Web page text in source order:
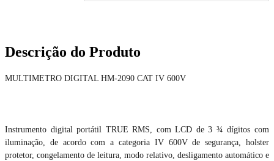
Descrição do Produto
MULTIMETRO DIGITAL HM-2090 CAT IV 600V
Instrumento digital portátil TRUE RMS, com LCD de 3 ¾ dígitos com
iluminação, de acordo com a categoria IV 600V de segurança, holster
protetor, congelamento de leitura, modo relativo, desligamento automático e